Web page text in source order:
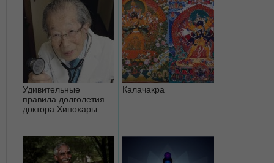
Удивительные
правила долголетия
доктора Хинохары
Калачакра